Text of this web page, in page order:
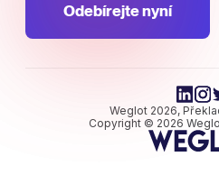
Odebírejte nyní
Weglot 2026,
Copyright © 2026